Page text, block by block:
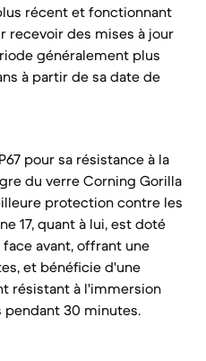
récent et fonctionnant
recevoir des mises à jour
généralement plus
à partir de sa date de
pour sa résistance à la
du verre Corning Gorilla
protection contre les
17, quant à lui, est doté
avant, offrant une
et bénéficie d'une
résistant à l'immersion
pendant 30 minutes.